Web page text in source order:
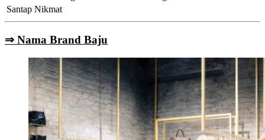
Santap Nikmat
⇒ Nama Brand Baju